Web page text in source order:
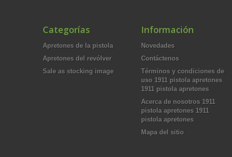
Categorías
Apretones de la pistola
Apretones del revólver
Sale as stocking image
Información
Novedades
Contáctenos
Términos y condiciones de
uso 1911 pistola apretones
1911 pistola apretones
Acerca de nosotros 1911
pistola apretones 1911
pistola apretones
Mapa del sitio